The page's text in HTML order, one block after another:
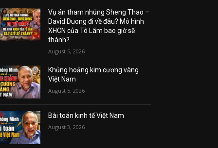
Vụ án tham nhũng Sheng Thao –
David Duong đi về đâu? Mô hình
XHCN của Tô Lâm bao giờ sẽ
thành?
August 5, 2026
Khủng hoảng kim cương vàng
Việt Nam
August 5, 2026
Bài toán kinh tế Việt Nam
August 3, 2026